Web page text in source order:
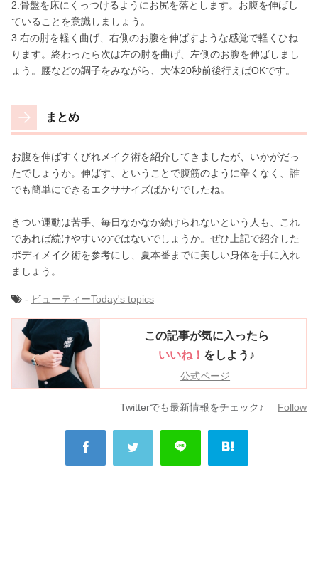
2.骨盤を床にくっつけるようにお尻を落とします。お腹を伸ばし
ていることを意識しましょう。
3.右の肘を軽く曲げ、右側のお腹を伸ばすような感覚で軽くひね
ります。終わったら次は左の肘を曲げ、左側のお腹を伸ばしまし
ょう。腰などの調子をみながら、大体20秒前後行えばOKです。
まとめ
お腹を伸ばすくびれメイク術を紹介してきましたが、いかがだっ
たでしょうか。伸ばす、ということで腹筋のように辛くなく、誰
でも簡単にできるエクササイズばかりでしたね。
きつい運動は苦手、毎日なかなか続けられないという人も、これ
であれば続けやすいのではないでしょうか。ぜひ上記で紹介した
ボディメイク術を参考にし、夏本番までに美しい身体を手に入れ
ましょう。
- ビューティーToday's topics
この記事が気に入ったら
いいね！ をしよう♪
公式ページ
Twitterでも最新情報をチェック♪ Follow